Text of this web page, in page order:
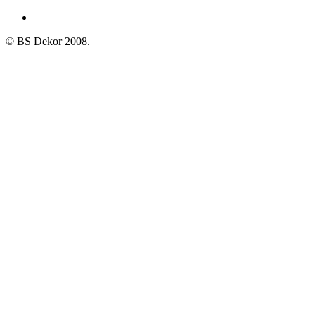
© BS Dekor 2008.